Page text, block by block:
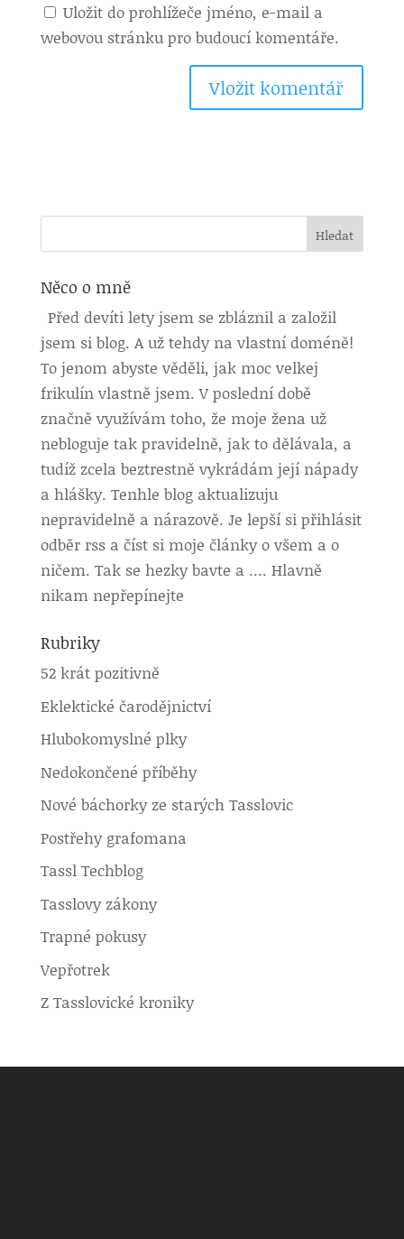
Uložit do prohlížeče jméno, e-mail a
webovou stránku pro budoucí komentáře.
Něco o mně
Před devíti lety jsem se zbláznil a založil
jsem si blog. A už tehdy na vlastní doméně!
To jenom abyste věděli, jak moc velkej
frikulín vlastně jsem. V poslední době
značně využívám toho, že moje žena už
nebloguje tak pravidelně, jak to dělávala, a
tudíž zcela beztrestně vykrádám její nápady
a hlášky. Tenhle blog aktualizuju
nepravidelně a nárazově. Je lepší si přihlásit
odběr rss a číst si moje články o všem a o
ničem. Tak se hezky bavte a …. Hlavně
nikam nepřepínejte
Rubriky
52 krát pozitivně
Eklektické čarodějnictví
Hlubokomyslné plky
Nedokončené příběhy
Nové báchorky ze starých Tasslovic
Postřehy grafomana
Tassl Techblog
Tasslovy zákony
Trapné pokusy
Vepřotrek
Z Tasslovické kroniky